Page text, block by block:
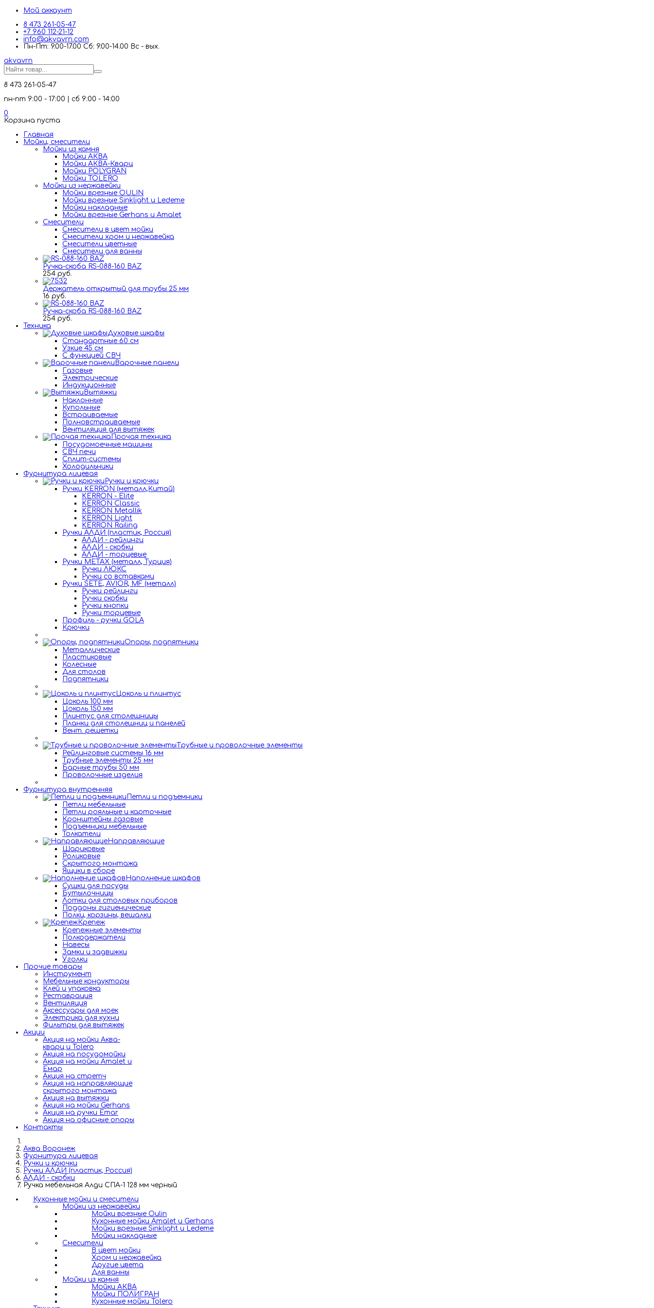
Мой аккаунт
8 473 261-05-47
+7 960 112-21-12
info@akvavrn.com
Пн-Пт: 9.00-17.00 Сб: 9.00-14.00 Вс - вых.
akvavrn
8 473 261-05-47
пн-пт 9:00 - 17:00 | сб 9:00 - 14:00
0
Корзина пуста
Главная
Мойки, смесители
Mойки из камня
Мойки АКВА
Мойки АКВА-Кварц
Мойки POLYGRAN
Мойки TOLERO
Мойки из нержавейки
Мойки врезные OULIN
Мойки врезные Sinklight и Ledeme
Мойки накладные
Мойки врезные Gerhans и Amalet
Смесители
Смесители в цвет мойки
Смесители хром и нержавейка
Смесители цветные
Смесители для ванны
Ручка-скоба RS-088-160 BAZ
254 руб.
Держатель открытый для трубы 25 мм
16 руб.
Ручка-скоба RS-088-160 BAZ
254 руб.
Техника
Духовые шкафы
Стандартные 60 см
Узкие 45 см
С функцией СВЧ
Варочные панели
Газовые
Электрические
Индукционные
Вытяжки
Наклонные
Купольные
Встраиваемые
Полновстраиваемые
Вентиляция для вытяжек
Прочая техника
Посудомоечные машины
СВЧ печи
Сплит-системы
Холодильники
Фурнитура лицевая
Ручки и крючки
Ручки KERRON (металл,Китай)
KERRON - Elite
KERRON Classic
KERRON Metallik
KERRON Light
KERRON Railing
Ручки АЛДИ (пластик, Россия)
АЛДИ - рейлинги
АЛДИ - скобки
АЛДИ - торцевые
Ручки METAX (металл, Турция)
Ручки ЛЮКС
Ручки со вставками
Ручки SETE, AVIOR, MF (металл)
Ручки рейлинги
Ручки скобки
Ручки кнопки
Ручки торцевые
Профиль - ручки GOLA
Крючки
Опоры, подпятники
Металлические
Пластиковые
Колесные
Для столов
Подпятники
Цоколь и плинтус
Цоколь 100 мм
Цоколь 150 мм
Плинтус для столешницы
Планки для столешниц и панелей
Вент. решетки
Трубные и проволочные элементы
Рейлинговые системы 16 мм
Трубные элементы 25 мм
Барные трубы 50 мм
Проволочные изделия
Фурнитура внутренняя
Петли и подъемники
Петли мебельные
Петли рояльные и карточные
Кронштейны газовые
Подъемники мебельные
Толкатели
Направляющие
Шариковые
Роликовые
Скрытого монтажа
Ящики в сборе
Наполнение шкафов
Сушки для посуды
Бутылочницы
Лотки для столовых приборов
Поддоны гигиенические
Полки, корзины, вешалки
Крепеж
Крепежные элементы
Полкодержатели
Навесы
Замки и задвижки
Уголки
Прочие товары
Инструмент
Мебельные кондукторы
Клей и упаковка
Реставрация
Вентиляция
Аксессуары для моек
Электрика для кухни
Фильтры для вытяжек
Акции
Акция на мойки Аква-
кварц и Tolero
Акция на посудомойки
Акция на мойки Amalet и
Емар
Акция на стретч
Акция на направляющие
скрытого монтажа
Акция на вытяжки
Акция на мойки Gerhans
Акция на ручки Emar
Акция на офисные опоры
Контакты
Аква Воронеж
Фурнитура лицевая
Ручки и крючки
Ручки АЛДИ (пластик, Россия)
АЛДИ - скобки
Ручка мебельная Алди СПА-1 128 мм черный
Кухонные мойки и смесители
Мойки из нержавейки
Мойки врезные Oulin
Кухонные мойки Amalet и Gerhans
Мойки врезные Sinklight и Ledeme
Мойки накладные
Смесители
В цвет мойки
Хром и нержавейка
Другие цвета
Для ванны
Мойки из камня
Мойки АКВА
Мойки ПОЛИГРАН
Кухонные мойки Tolero